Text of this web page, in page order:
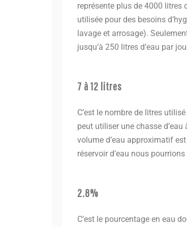
représente plus de 4000 litres
utilisée pour des besoins
lavage et arrosage).
jusqu’à 250 litres d’eau par
7 à 12 litres
C’est le nombre de litres
peut utiliser une chasse
volume d’eau approximatif
réservoir d’eau nous
2.8%
C’est le pourcentage en eau